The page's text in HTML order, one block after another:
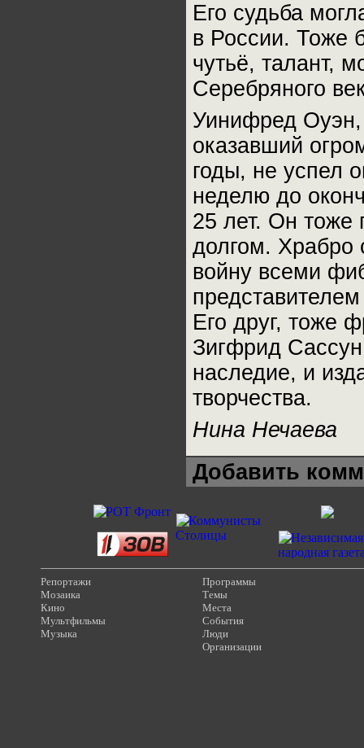
Его судьба
в России. Тоже
чутьё, талант,
Серебряного
Уинифред Оуэн,
оказавший
годы, не успел
неделю до
25 лет. Он тоже
долгом. Храбро
войну всеми
Его друг, тоже
Зигфрид
наследие, и
творчества.
Нина Нечаева
Добавить
Репортажи
Мозаика
Кино
Мультфильмы
Музыка
Программы
Темы
Места
События
Люди
Организации